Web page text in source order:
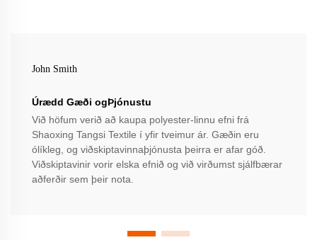
John Smith
Úrædd Gæði ogÞjónustu
Við höfum verið að kaupa polyester-linnu efni frá
Shaoxing Tangsi Textile í yfir tveimur ár. Gæðin eru
ólíkleg, og viðskiptavinnaþjónusta þeirra er afar góð.
Viðskiptavinir vorir elska efnið og við virðumst sjálfbærar
aðferðir sem þeir nota.